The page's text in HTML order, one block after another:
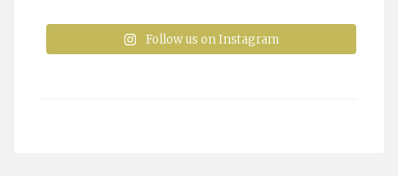
Follow us on Instagram